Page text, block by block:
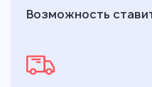
Возможность